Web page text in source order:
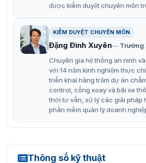
Cổng thẻ nhớ tích hợp, hỗ trợ thẻ
Phát hiện chuyển động (hỗ trợ kích
bởi các loại mục tiêu xác định
động phá hoại video, ngoại lệ.
được kiểm duyệt chuyên môn
KIỂM DUYỆT CHUYÊN MÔN
Đặng Đình Xuyên
Trưởng
Chuyên gia hệ thống an ninh
với 14 năm kinh nghiệm thực
triển khai hàng trăm dự án
control, cổng xoay và bãi xe
thời tư vấn, xử lý các giải pháp
phần mềm quản lý doanh
Thông số kỹ thuật